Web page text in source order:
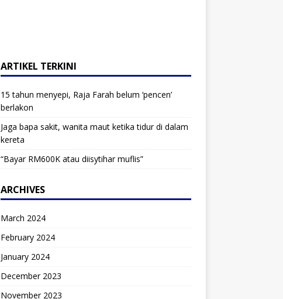
ARTIKEL TERKINI
15 tahun menyepi, Raja Farah belum ‘pencen’
berlakon
Jaga bapa sakit, wanita maut ketika tidur di dalam
kereta
“Bayar RM600K atau diisytihar muflis”
ARCHIVES
March 2024
February 2024
January 2024
December 2023
November 2023